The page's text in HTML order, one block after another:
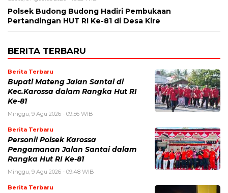
Polsek Budong Budong Hadiri Pembukaan
Pertandingan HUT RI Ke-81 di Desa Kire
BERITA TERBARU
Berita Terbaru
Bupati Mateng Jalan Santai di
Kec.Karossa dalam Rangka Hut RI
Ke-81
Minggu, 9 Agu 2026 - 09:56 WIB
Berita Terbaru
Personil Polsek Karossa
Pengamanan Jalan Santai dalam
Rangka Hut RI Ke-81
Minggu, 9 Agu 2026 - 09:48 WIB
Berita Terbaru